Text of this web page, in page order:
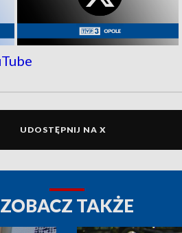
UDOSTĘPNIJ NA X
ZOBACZ TAKŻE